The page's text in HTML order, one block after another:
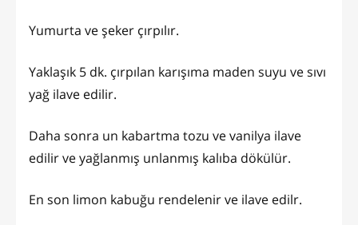
Yumurta ve şeker çırpılır.
Yaklaşık 5 dk. çırpılan karışıma maden suyu ve sıvı
yağ ilave edilir.
Daha sonra un kabartma tozu ve vanilya ilave
edilir ve yağlanmış unlanmış kalıba dökülür.
En son limon kabuğu rendelenir ve ilave edilr.